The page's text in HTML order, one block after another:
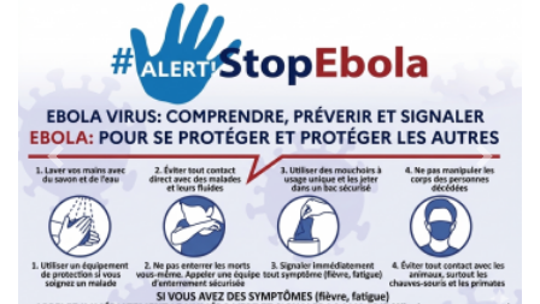
Previous Next